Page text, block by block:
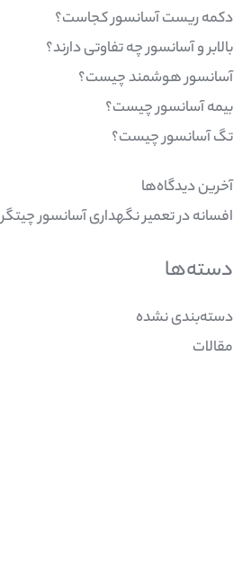
دکمه ریست آسانسور کجاست؟
بالابر و آسانسور چه تفاوتی دارند؟
آسانسور هوشمند چیست؟
بیمه آسانسور چیست؟
تگ آسانسور چیست؟
آخرین دیدگاه‌ها
افسانهدرتعمیر نگهداری آسانسور چیتگر
دسته‌ها
دسته‌بندی نشده
مقالات